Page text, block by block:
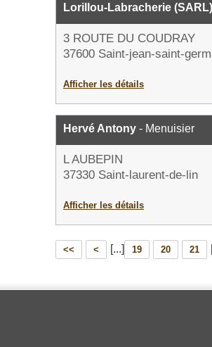
Lorillou-Labracherie (SARL)
3 ROUTE DU COUDRAY
37600 Saint-jean-saint-
Afficher les détails
Hervé Antony - Menuisier
L AUBEPIN
37330 Saint-laurent-de-lin
Afficher les détails
<< < [...] 19 20 21